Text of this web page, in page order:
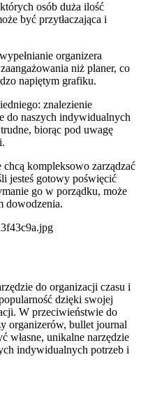
osób duża ilość
być przytłaczająca i
organizera
niż planer, co
napiętym grafiku.
znalezienie
do naszych indywidualnych
biorąc pod uwagę
kompleksowo zarządzać
jesteś gotowy poświęcić
go w porządku, może
dowodzenia.
do organizacji czasu i
dzięki swojej
W przeciwieństwie do
organizerów, bullet journal
własne, unikalne narzędzie
indywidualnych potrzeb i